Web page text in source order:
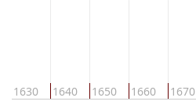
1630 1640 1650 1660 1670